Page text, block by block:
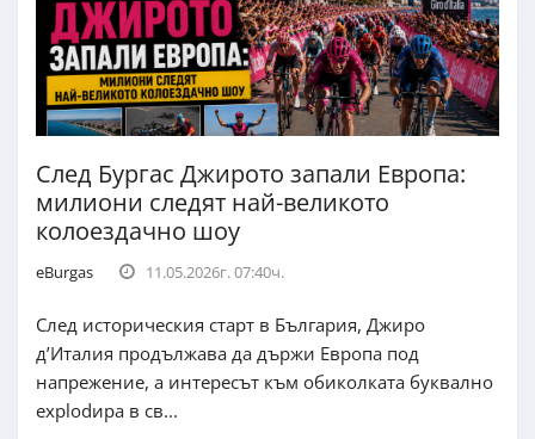
След Бургас Джирото запали Европа:
милиони следят най-великото
колоездачно шоу
eBurgas 11.05.2026г. 07:40ч.
След историческия старт в България, Джиро
д’Италия продължава да държи Европа под
напрежение, а интересът към обиколката буквално
explodира в св...